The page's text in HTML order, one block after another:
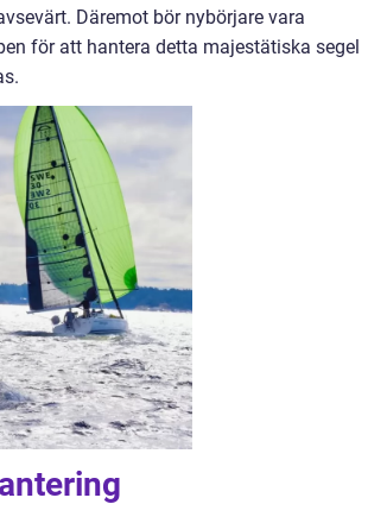
Däremot bör nybörjare vara
för att hantera detta majestätiska segel